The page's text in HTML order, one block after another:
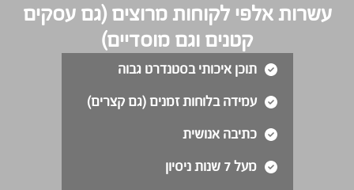
עשרות אלפי לקוחות מרוצים (גם עסקים
קטנים וגם מוסדיים)
תוכן איכותי בסטנדרט גבוה
עמידה בלוחות זמנים (גם קצרים)
כתיבה אנושית
מעל 7 שנות ניסיון